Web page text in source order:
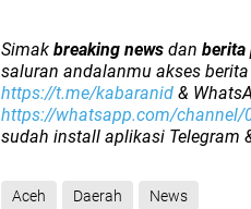
Simak breaking news dan berita
saluran andalanmu akses
https://t.me/kabaranid &
https://whatsapp.com/channel/
sudah install aplikasi Telegram
Aceh Daerah News